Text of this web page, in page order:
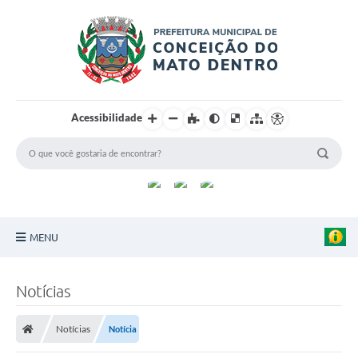
Acessibilidade
MENU
Turismo
Notícias
Notícias Notícia